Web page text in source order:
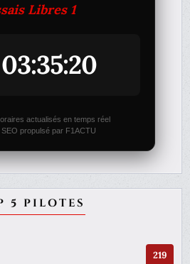
Libres 1
actualisés en temps réel
propulsé par F1ACTU
5 PILOTES
219